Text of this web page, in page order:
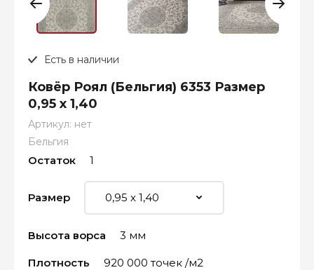
Есть в наличии
Ковёр Роял (Бельгия) 6353 Размер
0,95 х 1,40
Артикул: нет
Бельгия
Остаток 1
Размер
Высота ворса 3 мм
Плотность 920 000 точек /м2